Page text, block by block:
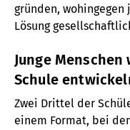
gründen, wohingegen
Lösung
Junge
Schule
Zwei Drittel der
einem Format, bei